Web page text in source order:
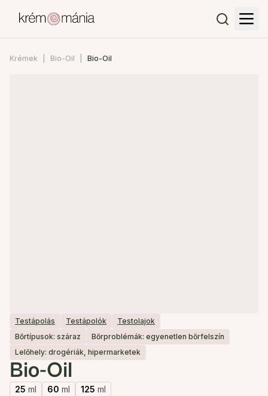
Krémek Bio-Oil Bio-Oil
Testápolás Testápolók
Testolajok
Bőrtípusok: száraz
Bőrproblémák: egyenetlen bőrfelszín
Lelőhely: drogériák, hipermarketek
Bio-Oil
25 ml 60 ml 125 ml